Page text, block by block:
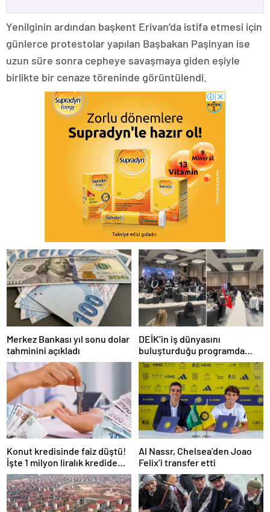
Yenilginin ardından başkent Erivan’da istifa etmesi için
günlerce protestolar yapılan Başbakan Paşinyan ise
uzun süre sonra cepheye savaşmaya giden eşiyle
birlikte bir cenaze töreninde görüntülendi.
Merkez Bankası yıl sonu dolar
tahminini açıkladı
DEİK’in iş dünyasını
buluşturduğu programda
oturma düzeni tepki çekti
Konut kredisinde faiz düştü!
İşte 1 milyon liralık kredide
güncel faiz oranı
Al Nassr, Chelsea’den Joao
Felix’i transfer etti